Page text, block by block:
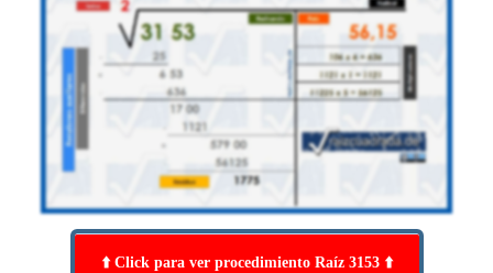
⬆️ Click para ver procedimiento Raíz 3153 ⬆️